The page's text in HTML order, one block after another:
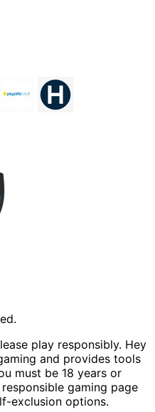
play responsibly. Hey
and provides tools
must be 18 years or
gaming page
exclusion options.